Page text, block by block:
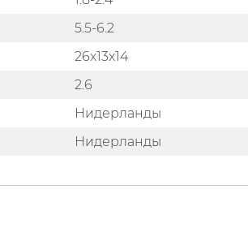
5.5-6.2
26x13x14
2.6
Нидерланды
Нидерланды